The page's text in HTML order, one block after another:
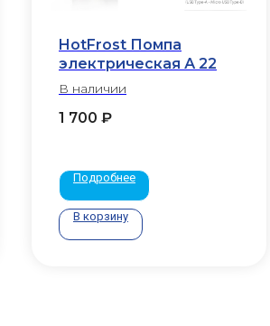
HotFrost Помпа
электрическая А 22
В наличии
1 700 ₽
Подробнее
В корзину